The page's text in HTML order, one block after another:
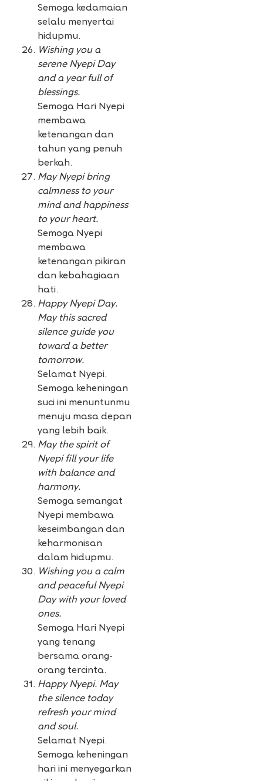
Semoga kedamaian
selalu menyertai
hidupmu.
Wishing you a
serene Nyepi Day
and a year full of
blessings.
Semoga Hari Nyepi
membawa
ketenangan dan
tahun yang penuh
berkah.
May Nyepi bring
calmness to your
mind and happiness
to your heart.
Semoga Nyepi
membawa
ketenangan pikiran
dan kebahagiaan
hati.
Happy Nyepi Day.
May this sacred
silence guide you
toward a better
tomorrow.
Selamat Nyepi.
Semoga keheningan
suci ini menuntunmu
menuju masa depan
yang lebih baik.
May the spirit of
Nyepi fill your life
with balance and
harmony.
Semoga semangat
Nyepi membawa
keseimbangan dan
keharmonisan
dalam hidupmu.
Wishing you a calm
and peaceful Nyepi
Day with your loved
ones.
Semoga Hari Nyepi
yang tenang
bersama orang-
orang tercinta.
Happy Nyepi. May
the silence today
refresh your mind
and soul.
Selamat Nyepi.
Semoga keheningan
hari ini menyegarkan